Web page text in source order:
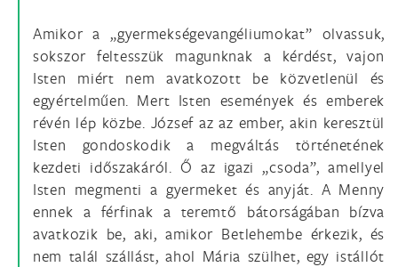
Amikor a „gyermekségevangéliumokat” olvassuk,
sokszor feltesszük magunknak a kérdést, vajon
Isten miért nem avatkozott be közvetlenül és
egyértelműen. Mert Isten események és emberek
révén lép közbe. József az az ember, akin keresztül
Isten gondoskodik a megváltás történetének
kezdeti időszakáról. Ő az igazi „csoda”, amellyel
Isten megmenti a gyermeket és anyját. A Menny
ennek a férfinak a teremtő bátorságában bízva
avatkozik be, aki, amikor Betlehembe érkezik, és
nem talál szállást, ahol Mária szülhet, egy istállót